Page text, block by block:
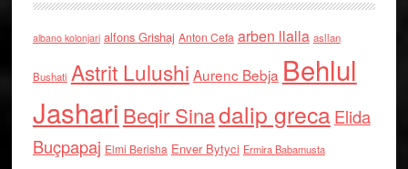
albano kolonjari alfons Grishaj Anton Cefa arben llalla asllan
Bushati Astrit Lulushi Aurenc Bebja Behlul
Jashari Beqir Sinadalip grecaElida
Buçpapaj Elmi Berisha Enver Bytyci Ermira Babamusta